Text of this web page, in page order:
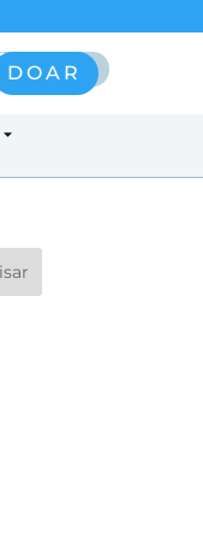
Pesquisar
DOAR